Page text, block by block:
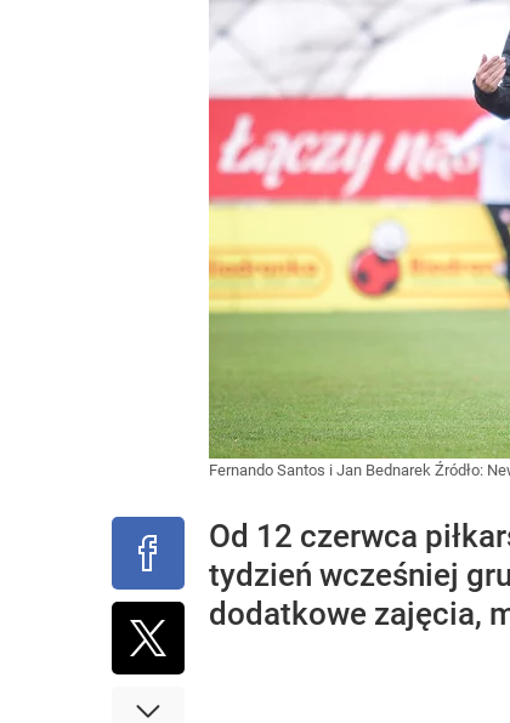
Fernando Santos i Jan Bednarek Źródło:
Od 12 czerwca
tydzień wcześniej
dodatkowe zajęcia,